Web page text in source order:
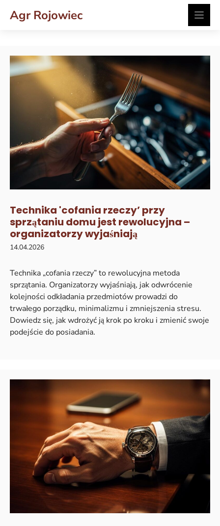
doAgr Rojowiec
Technika 'cofania rzeczy’ przy
sprzątaniu domu jest rewolucyjna –
organizatorzy wyjaśniają
14.04.2026
Technika „cofania rzeczy” to rewolucyjna metoda
sprzątania. Organizatorzy wyjaśniają, jak odwrócenie
kolejności odkładania przedmiotów prowadzi do
trwałego porządku, minimalizmu i zmniejszenia stresu.
Dowiedz się, jak wdrożyć ją krok po kroku i zmienić swoje
podejście do posiadania.